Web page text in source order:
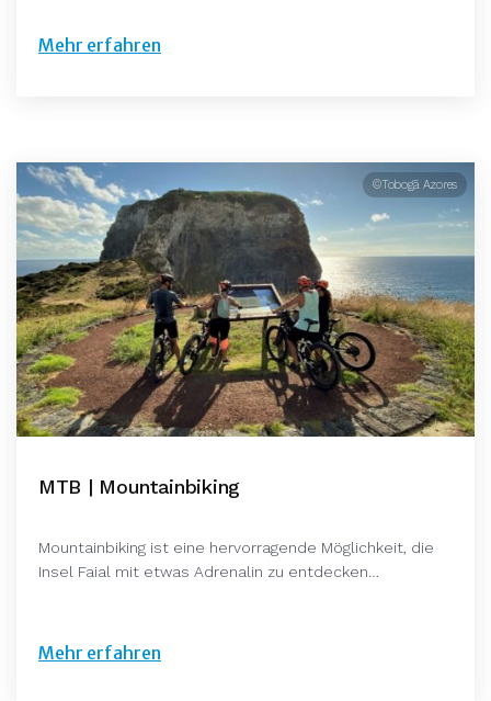
Mehr erfahren
©Tobogã Azores
MTB | Mountainbiking
Mountainbiking ist eine hervorragende Möglichkeit, die
Insel Faial mit etwas Adrenalin zu entdecken…
Mehr erfahren